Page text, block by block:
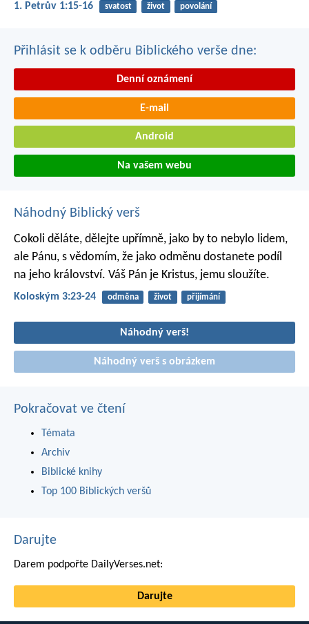
1. Petrův 1:15-16 svatost život povolání
Přihlásit se k odběru Biblického verše dne:
Denní oznámení
E-mail
Android
Na vašem webu
Náhodný Biblický verš
Cokoli děláte, dělejte upřímně, jako by to nebylo lidem,
ale Pánu, s vědomím, že jako odměnu dostanete podíl
na jeho království. Váš Pán je Kristus, jemu sloužíte.
Koloským 3:23-24 odměna život přijímání
Náhodný verš!
Náhodný verš s obrázkem
Pokračovat ve čtení
Témata
Archiv
Biblické knihy
Top 100 Biblických veršů
Darujte
Darem podpořte DailyVerses.net:
Darujte